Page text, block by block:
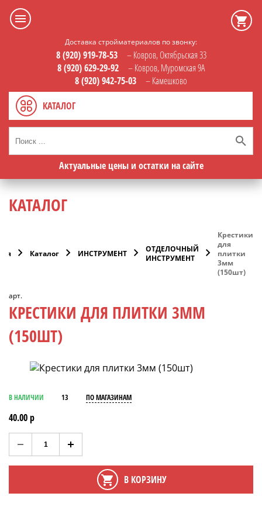
Доставка стройматериалов по звонку:
8 (920) 919-78-53
– Ковров, Октябрьская 33
8 (920) 629-29-92
– Ковров, Муромская 9А
8 (920) 942-75-03
– Камешково
КАТАЛОГ
Актуальные цены и остатки на сайте
КАТАЛОГ
Каталог ИНСТРУМЕНТ
ОТДЕЛОЧНЫЙ
ИНСТРУМЕНТ
Крестики
для
плитки
3мм
(150шт)
арт.
КРЕСТИКИ ДЛЯ ПЛИТКИ 3ММ
(150ШТ)
В НАЛИЧИИ 13 ПО МАГАЗИНАМ
40.00 р
В КОРЗИНУ